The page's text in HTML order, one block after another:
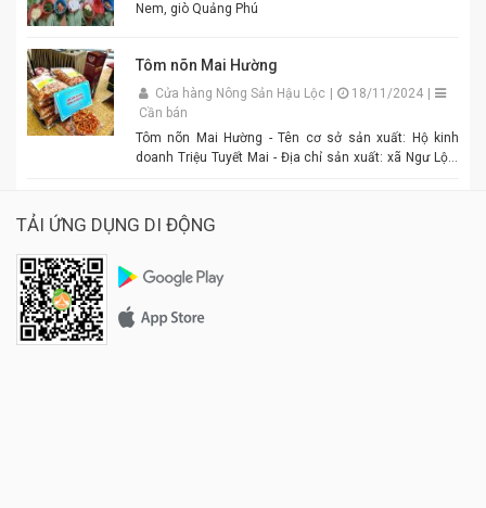
Nem, giò Quảng Phú
Tôm nõn Mai Hường
Cửa hàng Nông Sản Hậu Lộc 18/11/2024
Cần bán
Tôm nõn Mai Hường - Tên cơ sở sản xuất: Hộ kinh
doanh Triệu Tuyết Mai - Địa chỉ sản xuất: xã Ngư Lộc,
Giá: 600.000 đồng - 1.500.000 đồng/tùy size
TẢI ỨNG DỤNG DI ĐỘNG